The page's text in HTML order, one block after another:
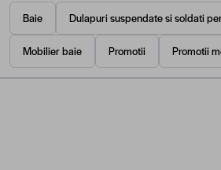
Baie Dulapuri suspendate si soldati
Mobilier baie Promotii Promotii